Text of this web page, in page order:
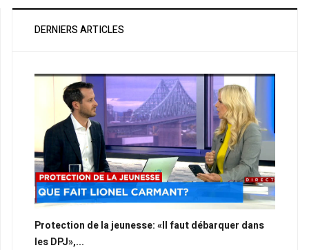
DERNIERS ARTICLES
Protection de la jeunesse: «Il faut débarquer dans
les DPJ»,...